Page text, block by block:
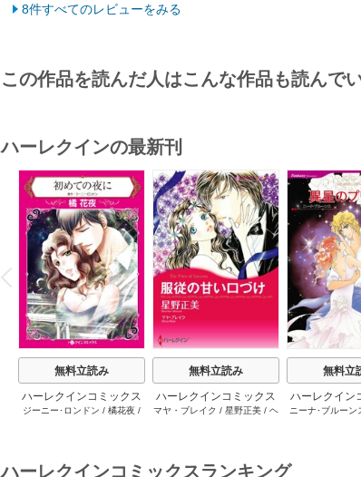
8件すべてのレビューをみる
この作品を読んだ人はこんな作品も読んで
ハーレクインの最新刊
P
r
e
i
o
u
s
無料立読み
ハーレクインコミックス
セット 2026年 vol.1064
ジーニー･ロンドン / 橘花夜 /
無料立読み
ハーレクインコミックス
セット 2026年 vol.1002
マヤ・ブレイク / 星野正美 / ヘ
無料立
ハーレクイン
セット 2026
ニーナ･ブルーン
ハーレクインコミックスランキング